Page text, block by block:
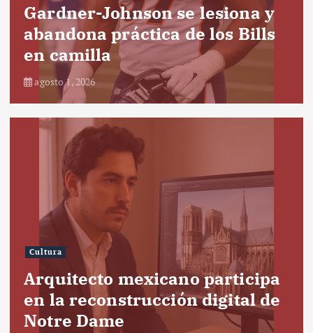
Gardner-Johnson se lesiona y
abandona práctica de los Bills
en camilla
agosto 1, 2026
Cultura
Arquitecto mexicano participa
en la reconstrucción digital de
Notre Dame